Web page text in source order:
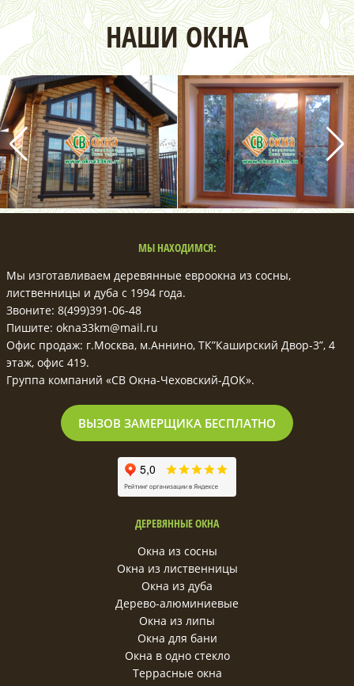
НАШИ ОКНА
МЫ НАХОДИМСЯ:
Мы изготавливаем деревянные евроокна из сосны,
лиственницы и дуба с 1994 года.
Звоните: 8(499)391-06-48
Пишите: okna33km@mail.ru
Офис продаж: г.Москва, м.Аннино, ТК”Каширский Двор-3”, 4
этаж, офис 419.
Группа компаний «СВ Окна-Чеховский-ДОК».
ВЫЗОВ ЗАМЕРЩИКА БЕСПЛАТНО
ДЕРЕВЯННЫЕ ОКНА
Окна из сосны
Окна из лиственницы
Окна из дуба
Дерево-алюминиевые
Окна из липы
Окна для бани
Окна в одно стекло
Террасные окна